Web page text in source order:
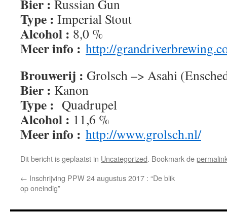
Bier : Russian Gun
Type : Imperial Stout
Alcohol : 8,0 %
Meer info : http://
Brouwerij : Grolsch –> Asahi
Bier : Kanon
Type : Quadrupel
Alcohol : 11,6 %
Meer info : http://www.grolsch.nl/
Dit bericht is geplaatst in Uncategorized. Bookmark de
← Inschrijving PPW 24 augustus 2017 : “De blik
op oneindig”